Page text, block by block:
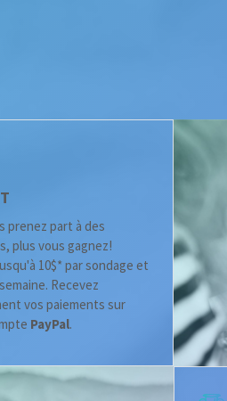
prenez part à des
plus vous gagnez!
10$* par sondage et
Recevez
vos paiements sur
PayPal.